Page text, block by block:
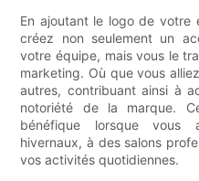
En ajoutant le logo de votre
créez non seulement un
votre équipe, mais vous le
marketing. Où que vous
autres, contribuant ainsi à
notoriété de la marque.
bénéfique lorsque vous
hivernaux, à des salons
vos activités quotidiennes.